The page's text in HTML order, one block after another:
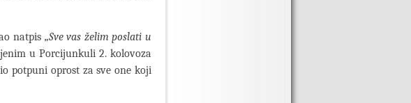
natpis „Sve vas želim poslati u
u Porcijunkuli 2. kolovoza
potpuni oprost za sve one koji